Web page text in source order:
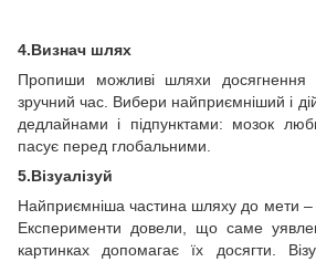
4.Визнач шлях
Пропиши можливі шляхи
зручний час. Вибери найприємніший і
дедлайнами і підпунктами: мозок
пасує перед глобальними.
5.Візуалізуй
Найприємніша частина шляху до мети –
Експерименти довели, що саме
картинках допомагає їх досягти.